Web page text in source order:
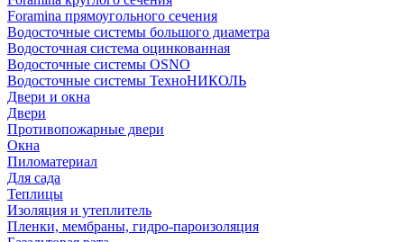
Foramina прямоугольного сечения
Водосточные системы большого диаметра
Водосточная система оцинкованная
Водосточные системы OSNO
Водосточные системы ТехноНИКОЛЬ
Двери и окна
Двери
Противопожарные двери
Окна
Пиломатериал
Для сада
Теплицы
Изоляция и утеплитель
Пленки, мембраны, гидро-пароизоляция